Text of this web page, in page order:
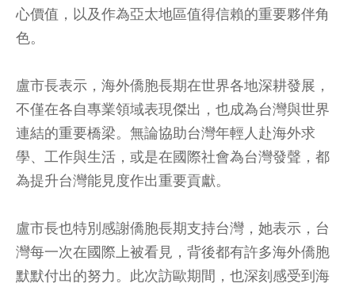
心價值，以及作為亞太地區值得信賴的重要夥伴角
色。
盧市長表示，海外僑胞長期在世界各地深耕發展，
不僅在各自專業領域表現傑出，也成為台灣與世界
連結的重要橋梁。無論協助台灣年輕人赴海外求
學、工作與生活，或是在國際社會為台灣發聲，都
為提升台灣能見度作出重要貢獻。
盧市長也特別感謝僑胞長期支持台灣，她表示，台
灣每一次在國際上被看見，背後都有許多海外僑胞
默默付出的努力。此次訪歐期間，也深刻感受到海